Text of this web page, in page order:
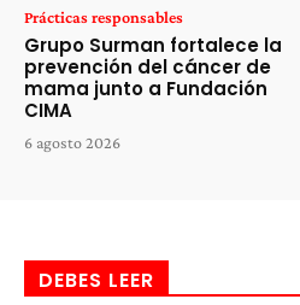
Prácticas responsables
Grupo Surman fortalece la
prevención del cáncer de
mama junto a Fundación
CIMA
6 agosto 2026
DEBES LEER